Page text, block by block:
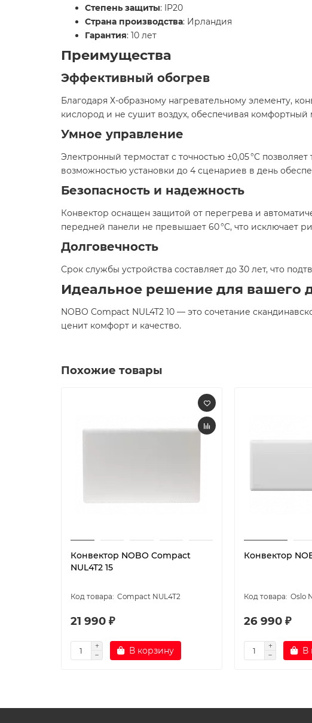
Степень защиты: IP20
Страна производства: Ирландия
Гарантия: 10 лет​
Преимущества
Эффективный обогрев
Благодаря Х-образному нагревательному элементу,
кислород и не сушит воздух, обеспечивая комфортный
Умное управление
Электронный термостат с точностью ±0,05 °C
возможностью установки до 4 сценариев в день
Безопасность и надежность
Конвектор оснащен защитой от перегрева и
передней панели не превышает 60 °C, что исключает
Долговечность
Срок службы устройства составляет до 30 лет, что
Идеальное решение для вашего
NOBO Compact NUL4T2 10 — это сочетание
ценит комфорт и качество.
Похожие товары
Конвектор NOBO Compact
NUL4T2 15
Compact NUL4T2
21 990 ₽
В корзину
Конвектор
Oslo
26 990 ₽
В